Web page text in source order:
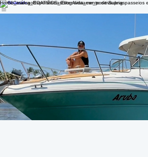
HomeCatálogoExperiênciasBlogAvistamento de Baleiaspasseios